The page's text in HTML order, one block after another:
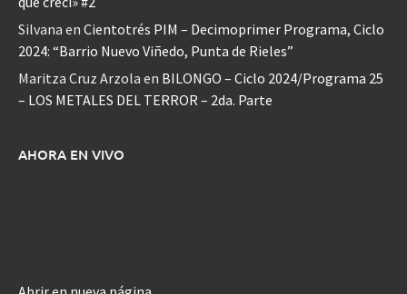
Silvana en Cientotrés PIM – Decimoprimer Programa, Ciclo
2024: “Barrio Nuevo Viñedo, Punta de Rieles”
Maritza Cruz Arzola en BILONGO – Ciclo 2024/Programa 25
– LOS METALES DEL TERROR – 2da. Parte
AHORA EN VIVO